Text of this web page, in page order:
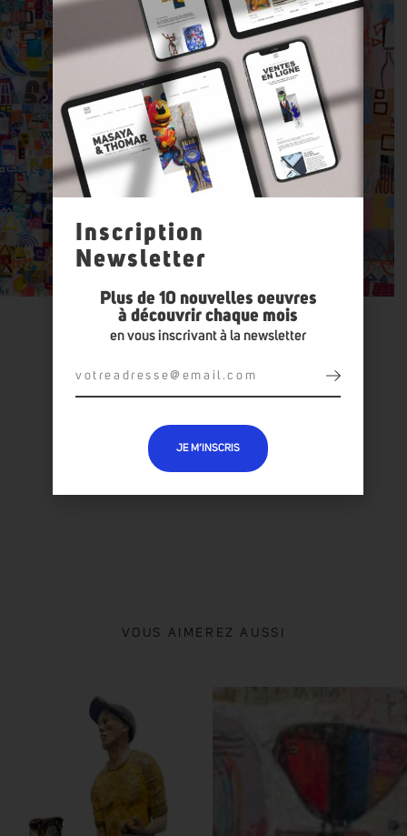
TOUTES LES OEUVRES : MICHA TAUBER
VOUS AIMEREZ AUSSI
Inscription
Newsletter
Plus de 10 nouvelles oeuvres
à découvrir chaque mois
en vous inscrivant à la newsletter
JE M’INSCRIS